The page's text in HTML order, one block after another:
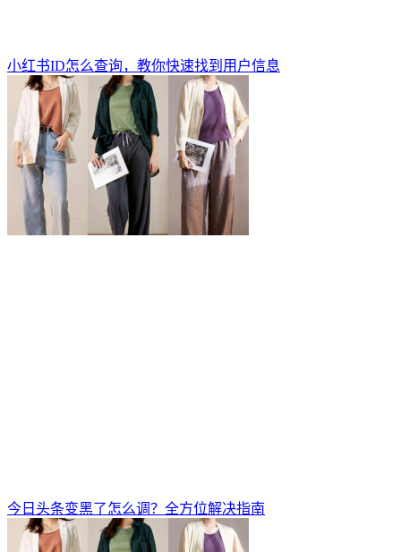
小红书ID怎么查询，教你快速找到用户信息
今日头条变黑了怎么调？全方位解决指南